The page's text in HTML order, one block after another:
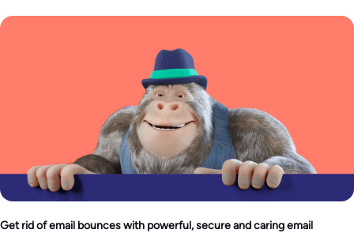
Get rid of email bounces with powerful, secure and caring email